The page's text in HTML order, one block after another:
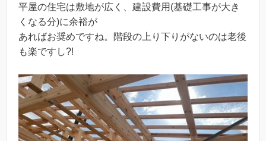
平屋の住宅は敷地が広く、建設費用(基礎工事が大き
くなる分)に余裕が
あればお奨めですね。階段の上り下りがないのは老後
も楽ですし?!